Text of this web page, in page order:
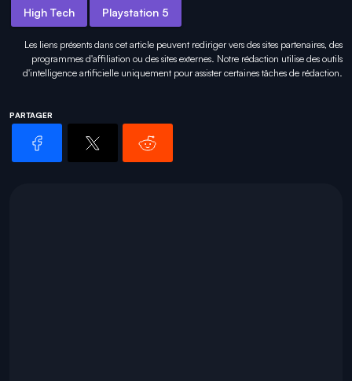
High Tech Playstation 5
Les liens présents dans cet article peuvent rediriger vers des sites partenaires, des
programmes d'affiliation ou des sites externes. Notre rédaction utilise des outils
d'intelligence artificielle uniquement pourassister certaines tâches de rédaction.
PARTAGER